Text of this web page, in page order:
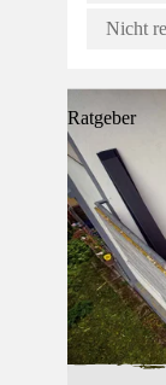
Nicht
Ratgeber